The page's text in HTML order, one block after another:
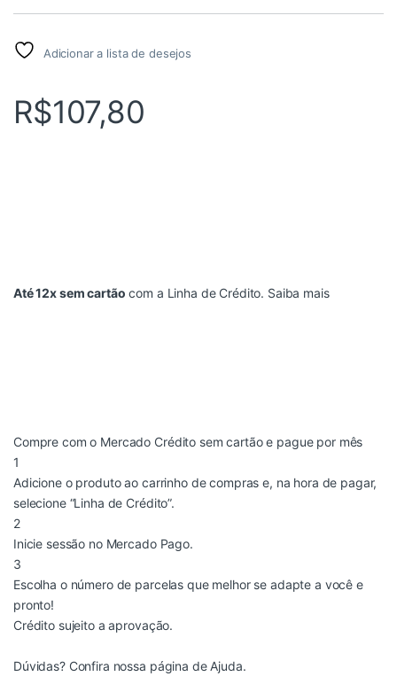
Adicionar a lista de desejos
R$107,80
Até 12x sem cartão com a Linha de Crédito. Saiba mais
Compre com o Mercado Crédito sem cartão e pague por mês
1
Adicione o produto ao carrinho de compras e, na hora de pagar,
selecione “Linha de Crédito”.
2
Inicie sessão no Mercado Pago.
3
Escolha o número de parcelas que melhor se adapte a você e
pronto!
Crédito sujeito a aprovação.
Dúvidas? Confira nossa página de Ajuda.